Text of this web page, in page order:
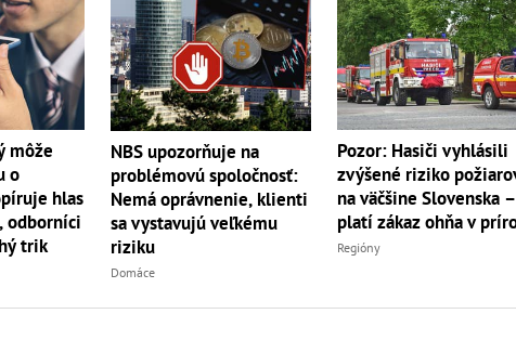
môže
o
hlas
odborníci
trik
NBS upozorňuje na
problémovú spoločnosť:
Nemá oprávnenie, klienti
sa vystavujú veľkému
riziku
Domáce
Pozor: Hasiči vyhlásili
zvýšené riziko
na väčšine Slovenska –
platí zákaz ohňa v
Regióny